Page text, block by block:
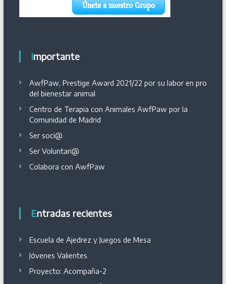
Importante
AwfPaw, Prestige Award 2021/22 por su labor en pro
del bienestar animal
Centro de Terapia con Animales AwfPaw por la
Comunidad de Madrid
Ser soci@
Ser Voluntari@
Colabora con AwfPaw
Entradas recientes
Escuela de Ajedrez y Juegos de Mesa
Jóvenes Valientes
Proyecto: Acompaña-2